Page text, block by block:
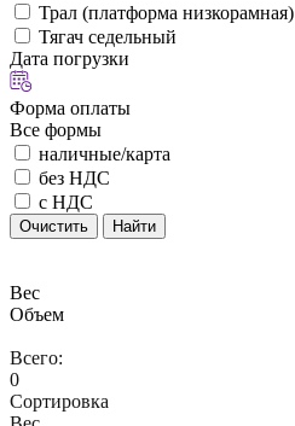
Трал (платформа низкорамная)
Тягач седельный
Дата погрузки
Форма оплаты
Все формы
наличные/карта
без НДС
с НДС
Очистить Найти
Вес
Объем
Всего:
0
Сортировка